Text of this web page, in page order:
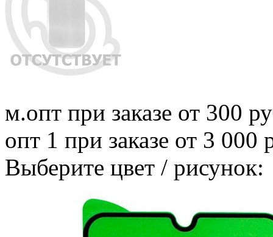
м.опт при заказе от 300
опт 1 при заказе от 3 000
Выберите цвет / рисунок: